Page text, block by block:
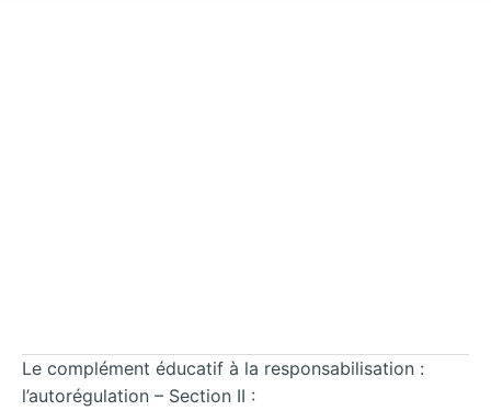
Le complément éducatif à la responsabilisation :
l’autorégulation – Section II :